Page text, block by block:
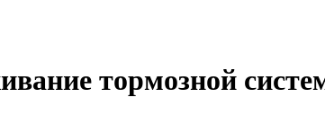
тормозной